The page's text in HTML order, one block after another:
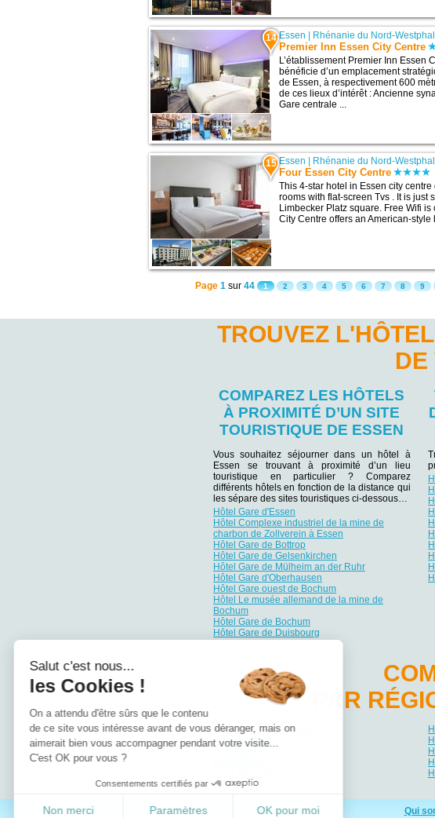
14 Essen Rhénanie du Nord-
Premier Inn Essen City Centre
L’établissement Premier Inn Essen
bénéficie d’un emplacement
de Essen, à respectivement 600
de ces lieux d’intérêt : Ancienne
Gare centrale ...
15 Essen Rhénanie du Nord-
Four Essen City Centre
This 4-star hotel in Essen city centre
rooms with flat-screen Tvs . It is just
Limbecker Platz square. Free Wifi is
City Centre offers an American-style
Page 1 sur44 1 2 3 4 5 6 7 8 9
TROUVEZ
DE
COMPAREZ LES HÔTELS
À PROXIMITÉ D’UN SITE
TOURISTIQUE DE ESSEN
Vous souhaitez séjourner dans un hôtel à
Essen se trouvant à proximité d’un lieu
touristique en particulier ? Comparez
différents hôtels en fonction de la distance qui
les sépare des sites touristiques ci-dessous…
Hôtel Gare d'Essen
Hôtel Complexe industriel de la mine de
charbon de Zollverein à Essen
Hôtel Gare de Bottrop
Hôtel Gare de Gelsenkirchen
Hôtel Gare de Mülheim an der Ruhr
Hôtel Gare d'Oberhausen
Hôtel Gare ouest de Bochum
Hôtel Le musée allemand de la mine de
Bochum
Hôtel Gare de Bochum
Hôtel Gare de Duisbourg
PAR
Hôtel Bade-Wurtemberg
Hôtel Basse-Saxe
Qui
Salut c'est nous...
les Cookies !
On a attendu d'être sûrs que le contenu
de ce site vous intéresse avant de vous déranger, mais on
aimerait bien vous accompagner pendant votre visite...
C'est OK pour vous ?
Consentements certifiés par
Non merci Paramètres OK pour moi